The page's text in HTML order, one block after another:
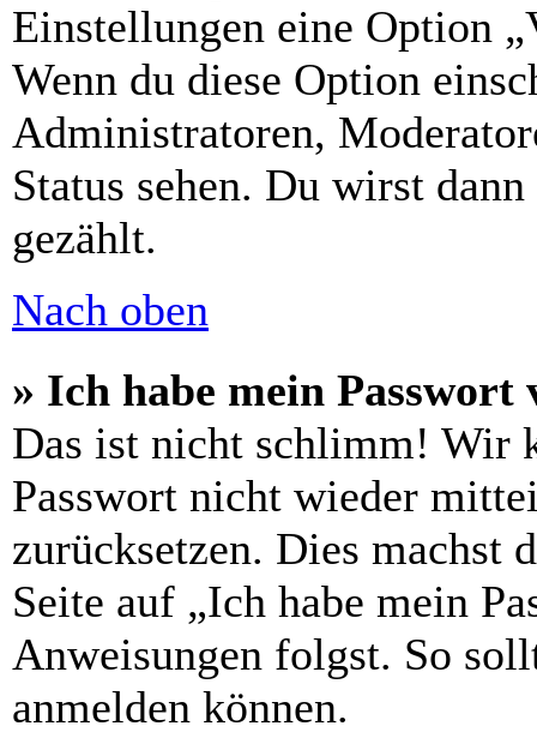
Einstellungen eine Option
Wenn du diese Option
Administratoren,
Status sehen. Du wirst
gezählt.
Nach oben
» Ich habe mein Passwort
Das ist nicht schlimm! Wir
Passwort nicht wieder
zurücksetzen. Dies machst
Seite auf „Ich habe mein
Anweisungen folgst. So
anmelden können.